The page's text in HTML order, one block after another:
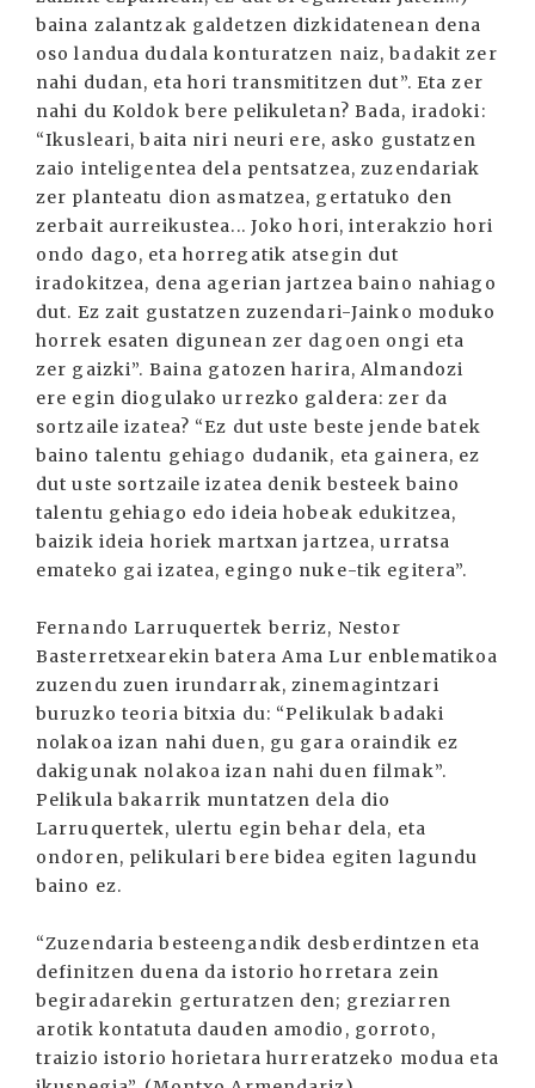
baina zalantzak galdetzen dizkidatenean dena
oso landua dudala konturatzen naiz, badakit zer
nahi dudan, eta hori transmititzen dut”. Eta zer
nahi du Koldok bere pelikuletan? Bada, iradoki:
“Ikusleari, baita niri neuri ere, asko gustatzen
zaio inteligentea dela pentsatzea, zuzendariak
zer planteatu dion asmatzea, gertatuko den
zerbait aurreikustea... Joko hori, interakzio hori
ondo dago, eta horregatik atsegin dut
iradokitzea, dena agerian jartzea baino nahiago
dut. Ez zait gustatzen zuzendari-Jainko moduko
horrek esaten digunean zer dagoen ongi eta
zer gaizki”. Baina gatozen harira, Almandozi
ere egin diogulako urrezko galdera: zer da
sortzaile izatea? “Ez dut uste beste jende batek
baino talentu gehiago dudanik, eta gainera, ez
dut uste sortzaile izatea denik besteek baino
talentu gehiago edo ideia hobeak edukitzea,
baizik ideia horiek martxan jartzea, urratsa
emateko gai izatea, egingo nuke-tik egitera”.
Fernando Larruquertek berriz, Nestor
Basterretxearekin batera Ama Lur enblematikoa
zuzendu zuen irundarrak, zinemagintzari
buruzko teoria bitxia du: “Pelikulak badaki
nolakoa izan nahi duen, gu gara oraindik ez
dakigunak nolakoa izan nahi duen filmak”.
Pelikula bakarrik muntatzen dela dio
Larruquertek, ulertu egin behar dela, eta
ondoren, pelikulari bere bidea egiten lagundu
baino ez.
“Zuzendaria besteengandik desberdintzen eta
definitzen duena da istorio horretara zein
begiradarekin gerturatzen den; greziarren
arotik kontatuta dauden amodio, gorroto,
traizio istorio horietara hurreratzeko modua eta